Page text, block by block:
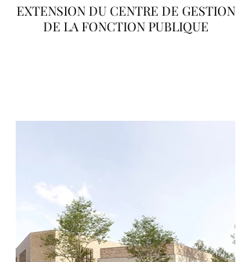
EXTENSION DU CENTRE DE GESTION
DE LA FONCTION PUBLIQUE